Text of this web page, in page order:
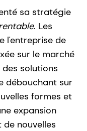
sa stratégie
. Les
l'entreprise de
sur le marché
solutions
débouchant sur
formes et
expansion
nouvelles